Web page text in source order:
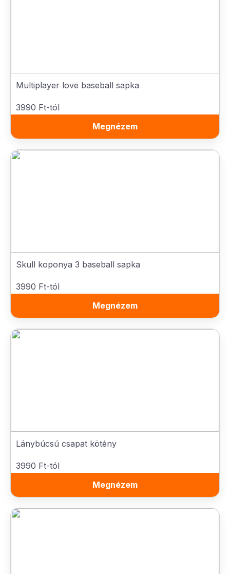
Multiplayer love baseball sapka
3990 Ft-tól
Megnézem
Skull koponya 3 baseball sapka
3990 Ft-tól
Megnézem
Lánybúcsú csapat kötény
3990 Ft-tól
Megnézem